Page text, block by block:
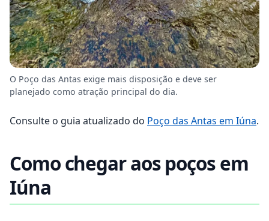
O Poço das Antas exige mais disposição e deve ser
planejado como atração principal do dia.
Consulte o guia atualizado do Poço das Antas em Iúna.
Como chegar aos poços em
Iúna